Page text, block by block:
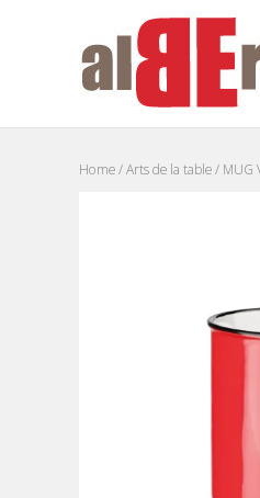
Home/Arts de la table/ MUG